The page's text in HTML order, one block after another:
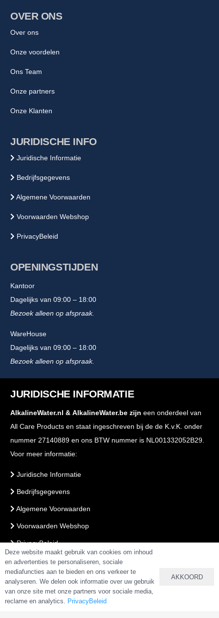
OVER ONS
Over ons
Onze voordelen
Ons Team
Onze partners
Onze Klanten
JURIDISCHE INFO
Juridische Informatie
Bedrijfsgegevens
Algemene Voorwaarden
Voorwaarden Webshop
PrivacyBeleid
OPENINGSTIJDEN
Kantoor
Dagelijks van 09:00 – 18:00
Bezoek alleen op afspraak.
WareHouse
Dagelijks van 09:00 – 18:00
Bezoek alleen op afspraak.
JURIDISCHE INFORMATIE
AlkalineWater.nl & AlkalineWater.be zijn een onderdeel van
All Care Products en staat ingeschreven bij de de K.v.K. onder
nummer 27140889 en ons BTW nummer is NL001332052B29.
Voor meer informatie:
Juridische Informatie
Bedrijfsgegevens
Algemene Voorwaarden
Voorwaarden Webshop
PrivacyBeleid
VEILIG BETALEN & BESTELLEN
Deze website maakt gebruik van cookies om inhoud
en advertenties te personaliseren, sociale
mediafuncties aan te bieden en ons verkeer te
analyseren. We delen ook informatie over uw gebruik
van onze site met onze partners voor sociale media,
reclame en analytics. PrivacyBeleid
AKKOORD